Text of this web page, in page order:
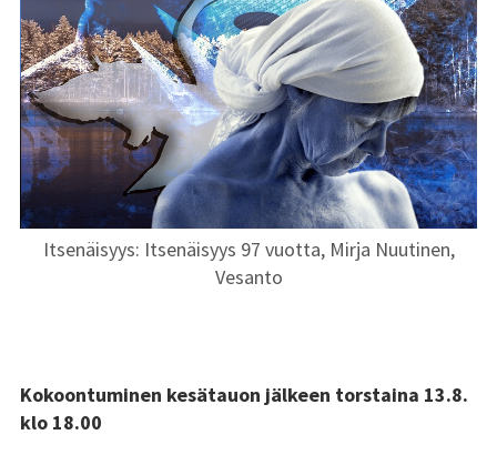
Itsenäisyys: Itsenäisyys 97 vuotta, Mirja Nuutinen,
Vesanto
SIVUPALKKI
Kokoontuminen kesätauon jälkeen torstaina 13.8.
klo 18.00